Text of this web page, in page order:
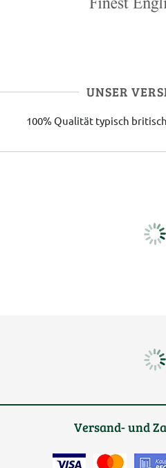
UNSER
100% Qualität typisch britisch
Versand- und